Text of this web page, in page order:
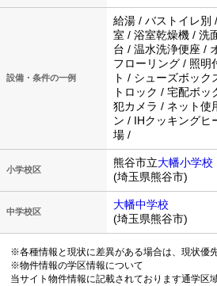
設備・条件の一例
給湯 / バストイレ別
室 / 浴室乾燥機 / 洗
台 / 温水洗浄便座 /
フローリング / 照明
ト / シューズボッ
トロック / 宅配ボ
犯カメラ / ネット使
ン / IHクッキングヒ
場 /
小学校区
熊谷市立大幡小学校
(埼玉県熊谷市)
中学校区
大幡中学校
(埼玉県熊谷市)
※各種情報と現状に差異がある場合は、現状優
※物件情報の学区情報について
当サイト物件情報に記載されております通学区